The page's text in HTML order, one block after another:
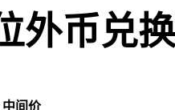
外币兑
中间价